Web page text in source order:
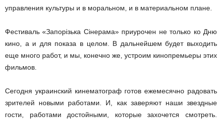
управления культуры и в моральном, и в материальном плане.
Фестиваль «Запорізька Сінерама» приурочен не только ко Дню
кино, а и для показа в целом. В дальнейшем будет выходить
еще много работ, и мы, конечно же, устроим кинопремьеры этих
фильмов.
Сегодня украинский кинематограф готов ежемесячно радовать
зрителей новыми работами. И, как заверяют наши звездные
гости, работами достойными, которые захочется смотреть.